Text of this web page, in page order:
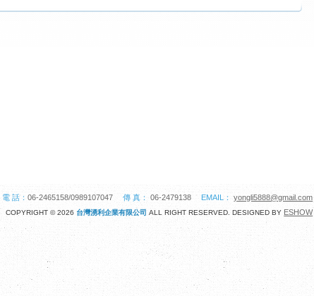
電 話：06-2465158/0989107047傳 真： 06-2479138EMAIL： yongli5888@gmail.com
COPYRIGHT © 2026 台灣湧利企業有限公司 ALL RIGHT RESERVED. DESIGNED BY ESHOW